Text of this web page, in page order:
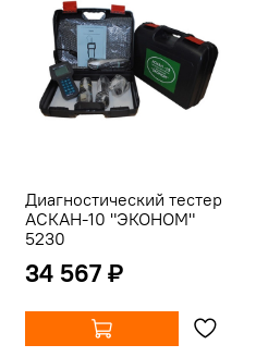
Диагностический тестер
АСКАН-10 "ЭКОНОМ"
5230
34 567 ₽